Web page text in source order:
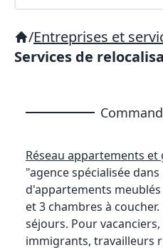
/Entreprises et
Services de
Réseau appartements et
"agence spécialisée
d'appartements
et 3 chambres à
séjours. Pour
immigrants, travailleurs